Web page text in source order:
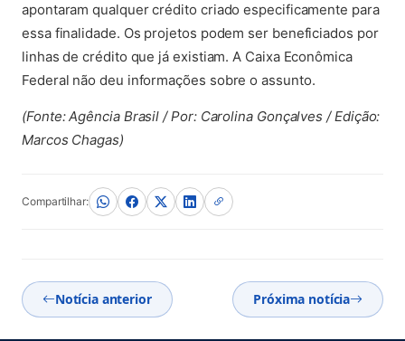
apontaram qualquer crédito criado especificamente para
essa finalidade. Os projetos podem ser beneficiados por
linhas de crédito que já existiam. A Caixa Econômica
Federal não deu informações sobre o assunto.
(Fonte: Agência Brasil / Por: Carolina Gonçalves / Edição:
Marcos Chagas)
Compartilhar:
Notícia anterior Próxima notícia